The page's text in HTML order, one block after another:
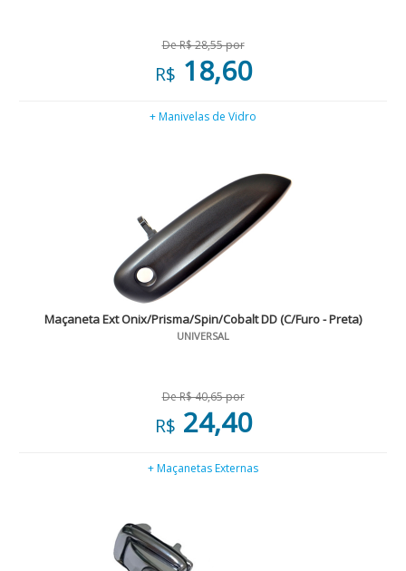
De R$ 28,55 por
R$ 18,60
+ Manivelas de Vidro
Maçaneta Ext Onix/Prisma/Spin/Cobalt DD (C/Furo - Preta)
UNIVERSAL
De R$ 40,65 por
R$ 24,40
+ Maçanetas Externas